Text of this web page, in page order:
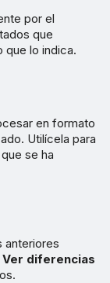
por el
que
que lo indica.
en formato
Utilícela para
se ha
anteriores
Ver diferencias